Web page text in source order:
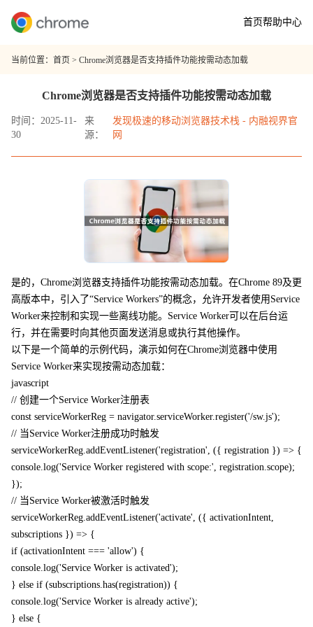
首页帮助中心
当前位置： 首页 > Chrome浏览器是否支持插件功能按需动态加载
Chrome浏览器是否支持插件功能按需动态加载
时间：2025-11-
30
来
源：
发现极速的移动浏览器技术栈 - 内融视界官
网
是的，Chrome浏览器支持插件功能按需动态加载。在Chrome 89及更
高版本中，引入了“Service Workers”的概念，允许开发者使用Service
Worker来控制和实现一些离线功能。Service Worker可以在后台运
行，并在需要时向其他页面发送消息或执行其他操作。
以下是一个简单的示例代码，演示如何在Chrome浏览器中使用
Service Worker来实现按需动态加载：
javascript
// 创建一个Service Worker注册表
const serviceWorkerReg = navigator.serviceWorker.register('/sw.js');
// 当Service Worker注册成功时触发
serviceWorkerReg.addEventListener('registration', ({ registration }) => {
console.log('Service Worker registered with scope:', registration.scope);
});
// 当Service Worker被激活时触发
serviceWorkerReg.addEventListener('activate', ({ activationIntent,
subscriptions }) => {
if (activationIntent === 'allow') {
console.log('Service Worker is activated');
} else if (subscriptions.has(registration)) {
console.log('Service Worker is already active');
} else {